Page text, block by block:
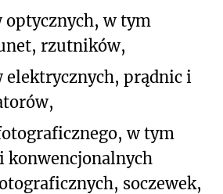
optycznych, w tym
rzutników,
prądnic i
w tym
konwencjonalnych
soczewek,